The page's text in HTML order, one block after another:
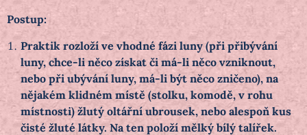
Postup:
Praktik rozloží ve vhodné fázi luny (při přibývání
luny, chce-li něco získat či má-li něco vzniknout,
nebo při ubývání luny, má-li být něco zničeno), na
nějakém klidném místě (stolku, komodě, v rohu
místnosti) žlutý oltářní ubrousek, nebo alespoň kus
čisté žluté látky. Na ten položí mělký bílý talířek.